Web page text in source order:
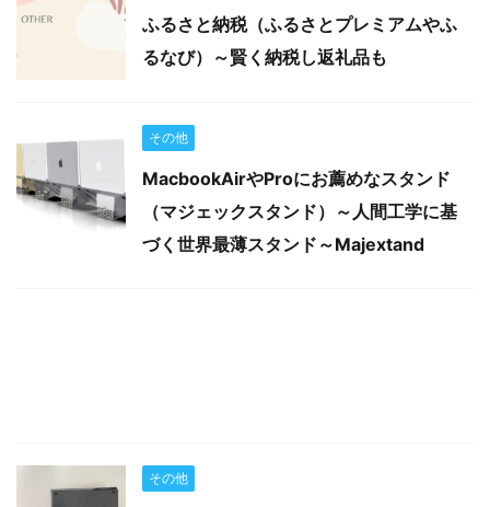
ふるさと納税（ふるさとプレミアムやふ
るなび）～賢く納税し返礼品も
その他
MacbookAirやProにお薦めなスタンド
（マジェックスタンド）～人間工学に基
づく世界最薄スタンド～Majextand
その他